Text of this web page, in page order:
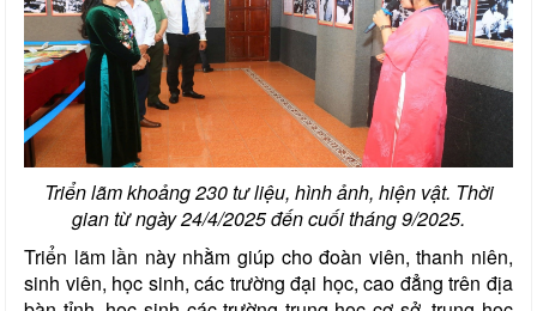
Triển lãm khoảng 230 tư liệu, hình ảnh, hiện vật. Thời
gian từ ngày 24/4/2025 đến cuối tháng 9/2025.
Triển lãm lần này nhằm giúp cho đoàn viên, thanh niên,
sinh viên, học sinh, các trường đại học, cao đẳng trên địa